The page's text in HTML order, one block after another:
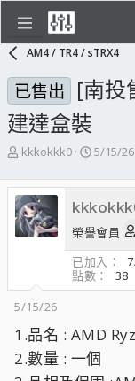
AM4 / TR4 / sTRX4
已售出 [南投
建達盒裝
主
發
起
人
kkkokkk0
開
日
期
5/15/26
榮譽會員
已加入
點數
38
5/15/26
1.品名 : AMD
2.數量 : 一個